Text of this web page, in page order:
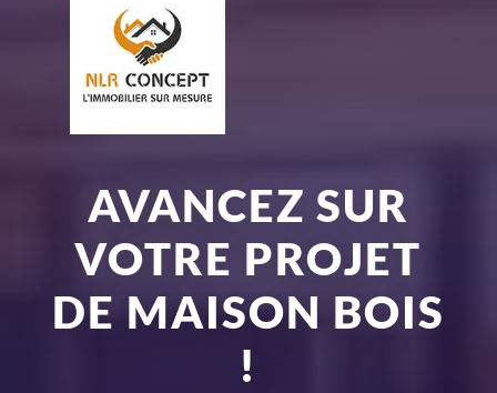
AVANCEZ SUR
VOTRE PROJET
DE MAISON BOIS
!